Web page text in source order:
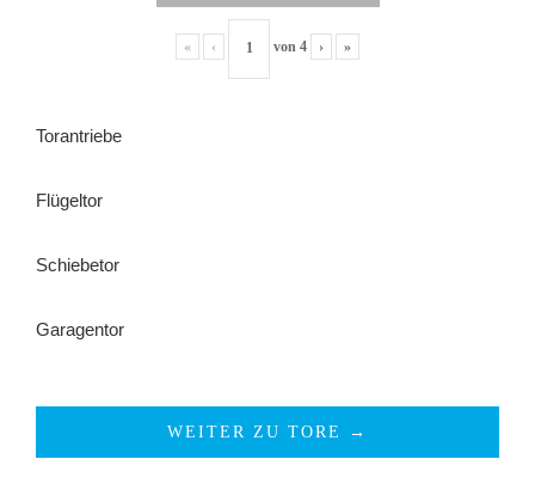
« ‹ von 4 › »
Torantriebe
Flügeltor
Schiebetor
Garagentor
WEITER ZU TORE →